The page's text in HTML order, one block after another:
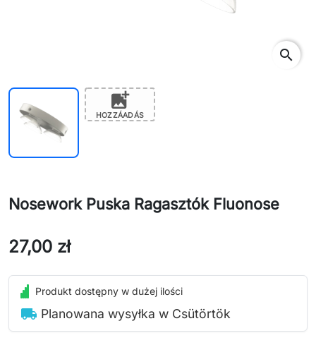
search
add_photo_alternate
HOZZÁADÁS
Nosework Puska Ragasztók Fluonose
27,00 zł
Produkt dostępny w dużej ilości
local_shipping Planowana wysyłka w Csütörtök